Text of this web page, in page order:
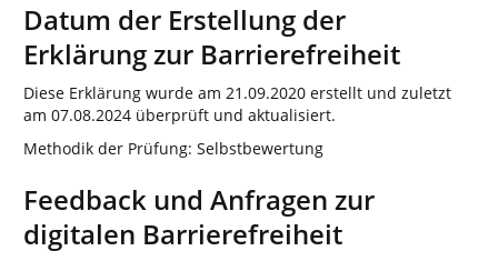
Datum der Erstellung der
Erklärung zur Barrierefreiheit
Diese Erklärung wurde am 21.09.2020 erstellt und zuletzt
am 07.08.2024 überprüft und aktualisiert.
Methodik der Prüfung: Selbstbewertung
Feedback und Anfragen zur
digitalen Barrierefreiheit